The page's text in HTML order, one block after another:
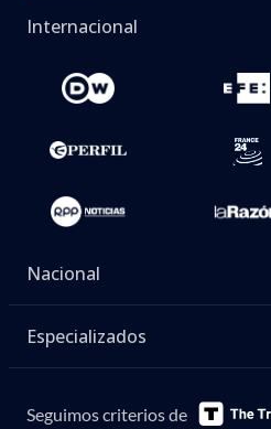
Internacional
Nacional
Especializados
Seguimos criterios de